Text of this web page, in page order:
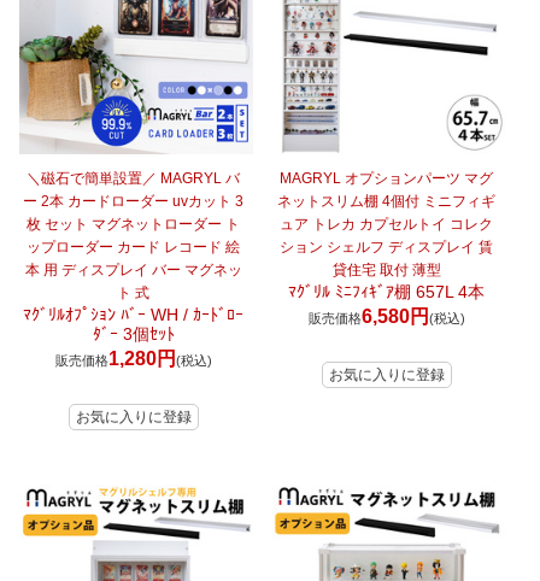
＼磁石で簡単設置／ MAGRYL バ
ー 2本 カードローダー uvカット 3
枚 セット マグネットローダー ト
ップローダー カード レコード 絵
本 用 ディスプレイ バー マグネッ
ト 式
ﾏｸﾞﾘﾙｵﾌﾟｼｮﾝ ﾊﾞｰ WH / ｶｰﾄﾞﾛｰ
ﾀﾞｰ 3個ｾｯﾄ
販売価格1,280円 (税込)
MAGRYL オプションパーツ マグ
ネットスリム棚 4個付 ミニフィギ
ュア トレカ カプセルトイ コレク
ション シェルフ ディスプレイ 賃
貸住宅 取付 薄型
ﾏｸﾞﾘﾙ ﾐﾆﾌｨｷﾞｱ棚 657L 4本
販売価格6,580円 (税込)